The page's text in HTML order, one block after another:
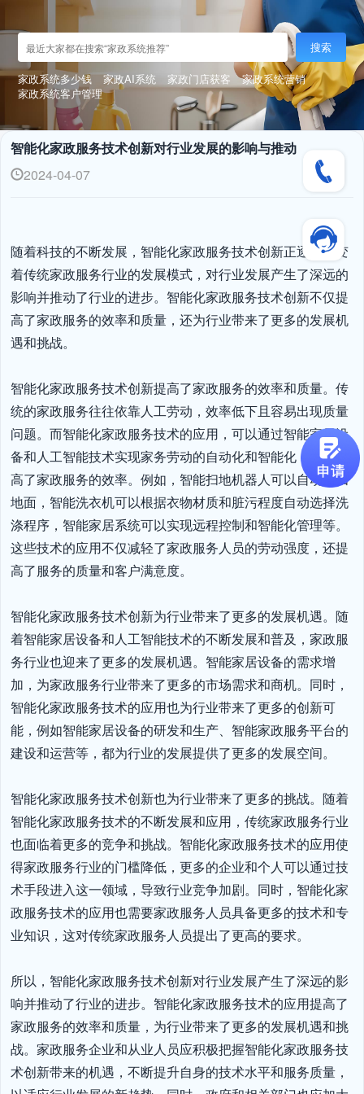
搜索
家政系统多少钱 家政AI系统 家政门店获客
家政系统营销
家政系统客户管理
智能化家政服务技术创新对行业发展的影响与推动
2024-04-07
随着科技的不断发展，智能化家政服务技术创新正逐渐改变
着传统家政服务行业的发展模式，对行业发展产生了深远的
影响并推动了行业的进步。智能化家政服务技术创新不仅提
高了家政服务的效率和质量，还为行业带来了更多的发展机
遇和挑战。
智能化家政服务技术创新提高了家政服务的效率和质量。传
统的家政服务往往依靠人工劳动，效率低下且容易出现质量
问题。而智能化家政服务技术的应用，可以通过智能家居设
备和人工智能技术实现家务劳动的自动化和智能化，大大提
高了家政服务的效率。例如，智能扫地机器人可以自动清扫
地面，智能洗衣机可以根据衣物材质和脏污程度自动选择洗
涤程序，智能家居系统可以实现远程控制和智能化管理等。
这些技术的应用不仅减轻了家政服务人员的劳动强度，还提
高了服务的质量和客户满意度。
智能化家政服务技术创新为行业带来了更多的发展机遇。随
着智能家居设备和人工智能技术的不断发展和普及，家政服
务行业也迎来了更多的发展机遇。智能家居设备的需求增
加，为家政服务行业带来了更多的市场需求和商机。同时，
智能化家政服务技术的应用也为行业带来了更多的创新可
能，例如智能家居设备的研发和生产、智能家政服务平台的
建设和运营等，都为行业的发展提供了更多的发展空间。
智能化家政服务技术创新也为行业带来了更多的挑战。随着
智能化家政服务技术的不断发展和应用，传统家政服务行业
也面临着更多的竞争和挑战。智能化家政服务技术的应用使
得家政服务行业的门槛降低，更多的企业和个人可以通过技
术手段进入这一领域，导致行业竞争加剧。同时，智能化家
政服务技术的应用也需要家政服务人员具备更多的技术和专
业知识，这对传统家政服务人员提出了更高的要求。
所以，智能化家政服务技术创新对行业发展产生了深远的影
响并推动了行业的进步。智能化家政服务技术的应用提高了
家政服务的效率和质量，为行业带来了更多的发展机遇和挑
战。家政服务企业和从业人员应积极把握智能化家政服务技
术创新带来的机遇，不断提升自身的技术水平和服务质量，